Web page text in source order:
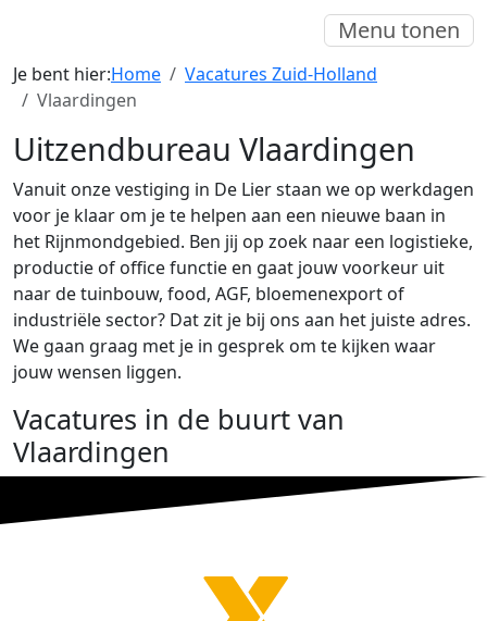
Menu tonen
Je bent hier:Home
Vacatures Zuid-Holland
Vlaardingen
Uitzendbureau Vlaardingen
Vanuit onze vestiging in De Lier staan we op werkdagen
voor je klaar om je te helpen aan een nieuwe baan in
het Rijnmondgebied. Ben jij op zoek naar een logistieke,
productie of office functie en gaat jouw voorkeur uit
naar de tuinbouw, food, AGF, bloemenexport of
industriële sector? Dat zit je bij ons aan het juiste adres.
We gaan graag met je in gesprek om te kijken waar
jouw wensen liggen.
Vacatures in de buurt van
Vlaardingen